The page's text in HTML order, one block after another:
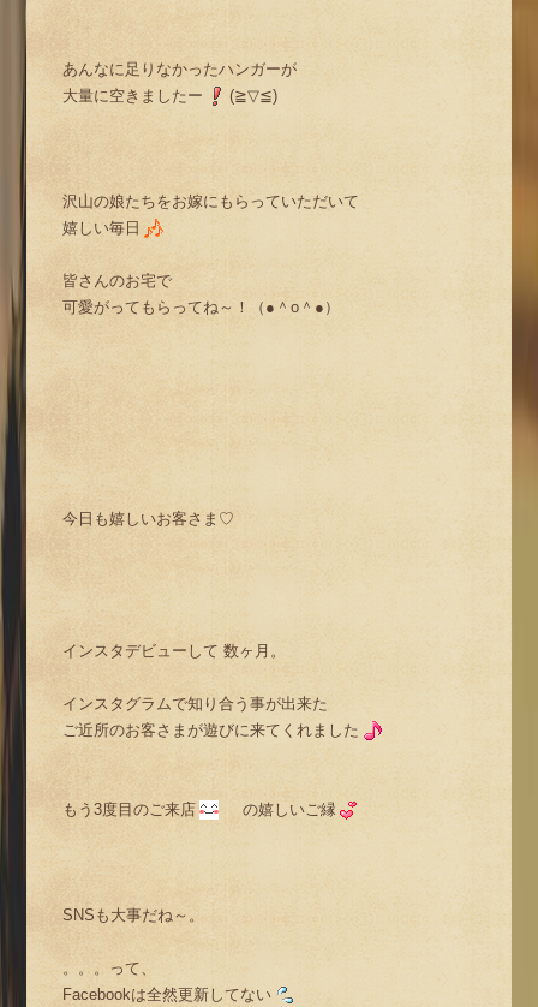
あんなに足りなかったハンガーが
大量に空きましたー
(≧▽≦)
沢山の娘たちをお嫁にもらっていただいて
嬉しい毎日
皆さんのお宅で
可愛がってもらってね～！（●＾o＾●）
今日も嬉しいお客さま♡
インスタデビューして 数ヶ月。
インスタグラムで知り合う事が出来た
ご近所のお客さまが遊びに来てくれました
もう3度目のご来店 の嬉しいご縁
SNSも大事だね～。
。。。って、
Facebookは全然更新してない